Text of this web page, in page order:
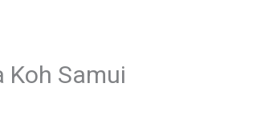
Koh Samui